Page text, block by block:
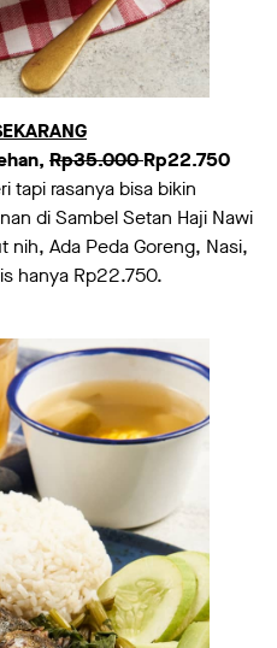
Rp35.000Rp22.750
tapi rasanya bisa bikin
di Sambel Setan Haji Nawi
nih, Ada Peda Goreng, Nasi,
hanya Rp22.750.